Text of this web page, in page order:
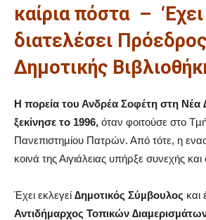
καίρια πόστα– ‘Εχει
διατελέσει
∆ηµοτικής
Η πορεία του Ανδρέα Σοφέτη στη Νέα
ξεκίνησε το 1996, όταν φοιτούσε στο
Πανεπιστηµίου Πατρών. Από τότε, η
κοινά της Αιγιάλειας υπήρξε συνεχής και
Έχει εκλεγεί ∆ηµοτικός Σύµβουλος και
Αντιδήµαρχος Τοπικών